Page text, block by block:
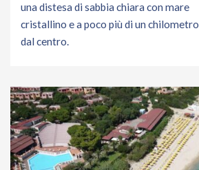
una distesa di sabbia chiara con mare
cristallino e a poco più di un chilometro
dal centro.